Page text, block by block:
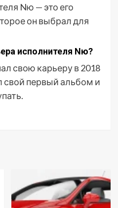
Nю — это его
он выбрал для
исполнителя Nю?
свою карьеру в 2018
свой первый альбом и